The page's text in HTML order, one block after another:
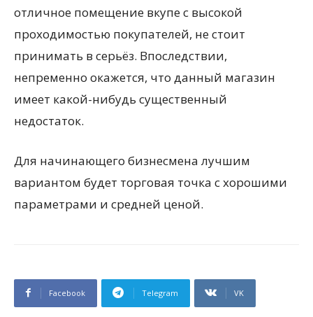
отличное помещение вкупе с высокой
проходимостью покупателей, не стоит
принимать в серьёз. Впоследствии,
непременно окажется, что данный магазин
имеет какой-нибудь существенный
недостаток.
Для начинающего бизнесмена лучшим
вариантом будет торговая точка с хорошими
параметрами и средней ценой.
Facebook Telegram VK